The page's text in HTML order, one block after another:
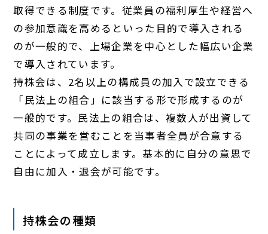
取得できる制度です。従業員の福利厚生や経営へ
の参加意識を高めるといった目的で導入される
のが一般的で、上場企業を中心とした幅広い企業
で導入されています。
持株会は、2名以上の構成員の加入で設立できる
「民法上の組合」に該当する形で形成するのが
一般的です。民法上の組合は、複数人が出資して
共同の事業を営むことを当事者全員が合意する
ことによって成立します。基本的に自分の意思で
自由に加入・退会が可能です。
持株会の種類